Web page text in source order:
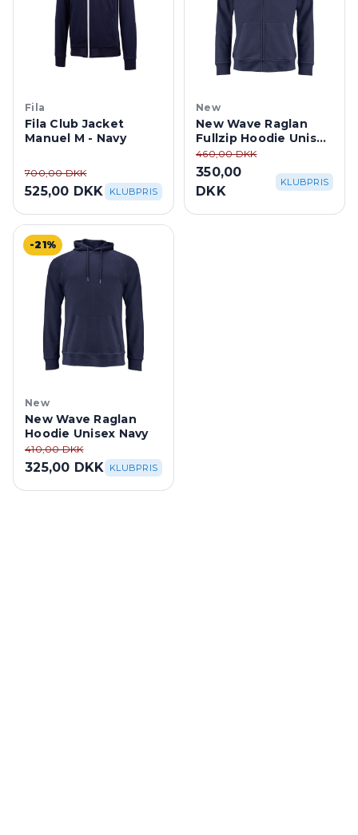
Fila
Fila Club Jacket
Manuel M - Navy
700,00 DKK
525,00 DKK KLUBPRIS
New
New Wave Raglan
Fullzip Hoodie Unisex
Navy
460,00 DKK
350,00
DKK
KLUBPRIS
-21%
New
New Wave Raglan
Hoodie Unisex Navy
410,00 DKK
325,00 DKK KLUBPRIS